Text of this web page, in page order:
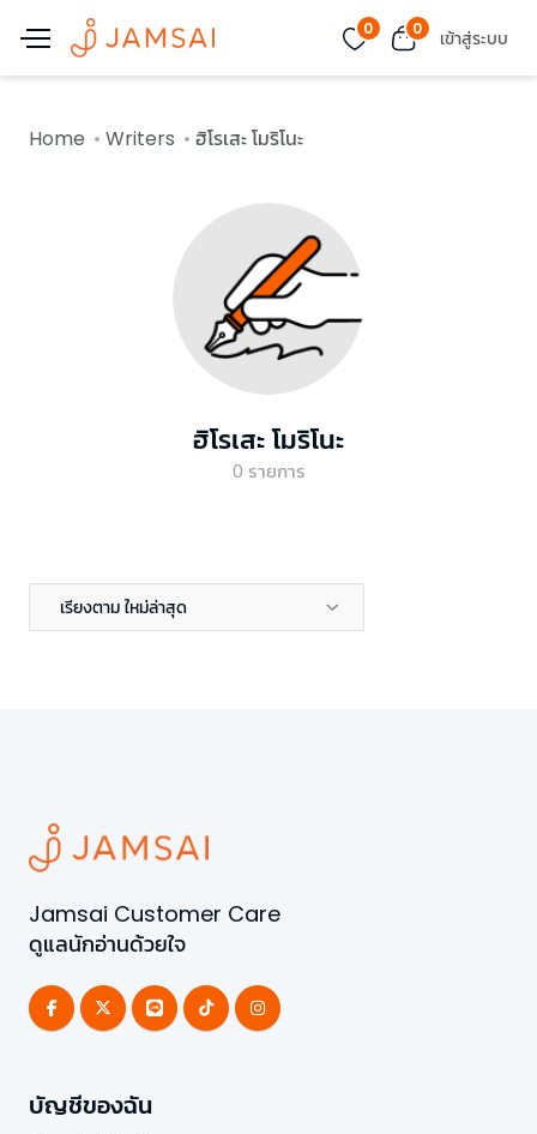
0 0 เข้าสู่ระบบ
Home Writers ฮิโรเสะ โมริโนะ
ฮิโรเสะ โมริโนะ
0 รายการ
เรียงตาม ใหม่ล่าสุด
Jamsai Customer Care
ดูแลนักอ่านด้วยใจ
บัญชีของฉัน